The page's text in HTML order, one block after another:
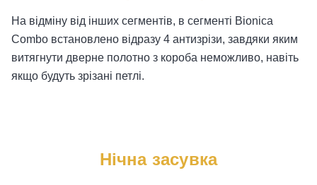
На відміну від інших сегментів, в сегменті Bionica
Combo встановлено відразу 4 антизрізи, завдяки яким
витягнути дверне полотно з короба неможливо, навіть
якщо будуть зрізані петлі.
Нічна засувка